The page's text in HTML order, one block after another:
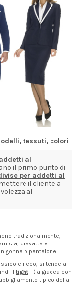
tessuti, colori
addetti al
il primo punto di
per addetti al
il cliente a
al
tradizionalmente,
cravatta e
gonna o pantalone.
e ricco, si tende a
il tight - (la giacca con
tipico della